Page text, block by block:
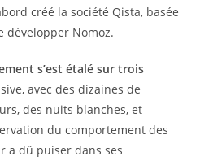
créé la société Qista, basée
développer Nomoz.
s’est étalé sur trois
avec des dizaines de
des nuits blanches, et
du comportement des
a dû puiser dans ses